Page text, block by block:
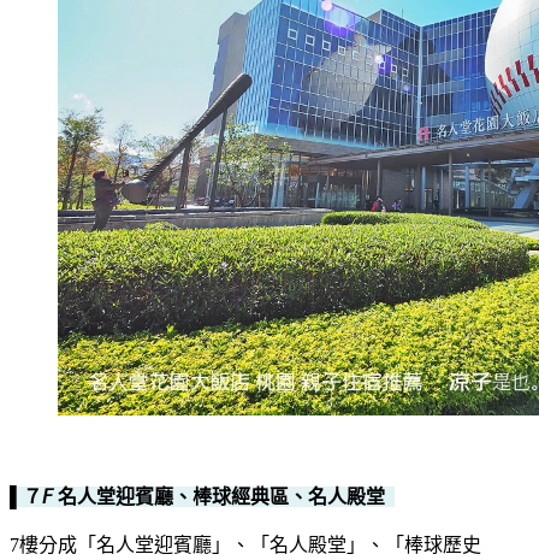
▌７𝘍 名人堂迎賓廳、棒球經典區、名人殿堂
7樓分成「名人堂迎賓廳」、「名人殿堂」、「棒球歷史